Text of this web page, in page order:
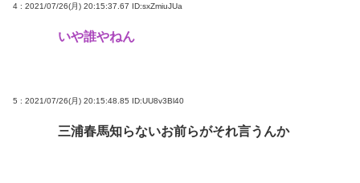
ガチで死にたい時ってどうしたらいいの？
配布する輩が発生
4 : 2021/07/26(月) 20:15:37.67 ID:sxZmiuJUa
いや誰やねん
5 : 2021/07/26(月) 20:15:48.85 ID:UU8v3Bl40
三浦春馬知らないお前らがそれ言うんか